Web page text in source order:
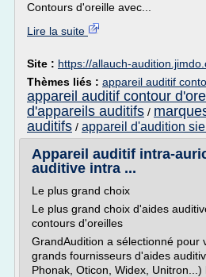
Contours d'oreille avec...
Lire la suite
Site : https://allauch-
Thèmes liés : appareil auditif
appareil auditif contour
d'appareils auditifs /
auditifs / appareil d'audition
Appareil auditif intra-
auditive intra ...
Le plus grand choix
Le plus grand choix d'aides
contours d'oreilles
GrandAudition a sélectionné pour
grands fournisseurs d'aides
Phonak, Oticon, Widex,